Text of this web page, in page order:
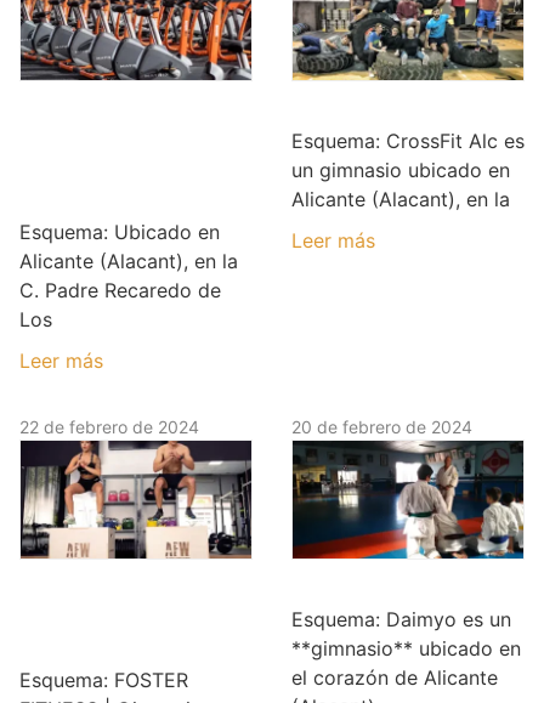
Esquema: Ubicado en
Alicante (Alacant), en la
C. Padre Recaredo de
Los
Leer más
Esquema: CrossFit Alc es
un gimnasio ubicado en
Alicante (Alacant), en la
Leer más
22 de febrero de 2024
Esquema: FOSTER
20 de febrero de 2024
Esquema: Daimyo es un
**gimnasio** ubicado en
el corazón de Alicante